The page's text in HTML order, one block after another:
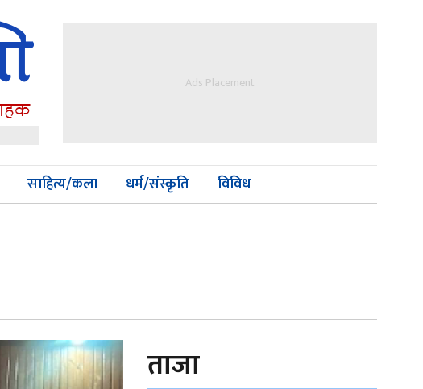
Ads Placement
साहित्य/कला धर्म/संस्कृति विविध
ताजा